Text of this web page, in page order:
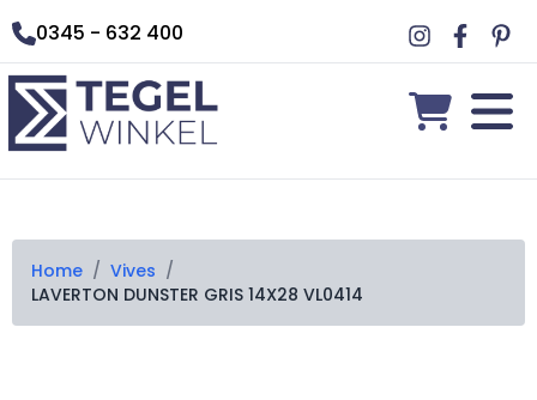
0345 - 632 400
Home / Vives /
LAVERTON DUNSTER GRIS 14X28 VL0414